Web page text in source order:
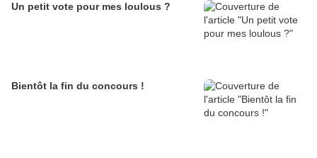
Un petit vote pour mes loulous ?
Bientôt la fin du concours !